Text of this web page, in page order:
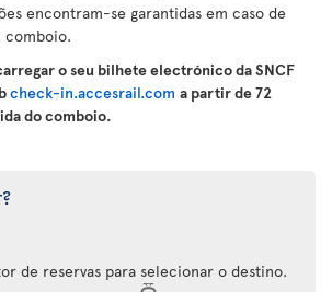
encontram-se garantidas em caso de
comboio.
o seu bilhete electrónico da SNCF
check-in.accesrail.com a partir de 72
do comboio.
de reservas para selecionar o destino.